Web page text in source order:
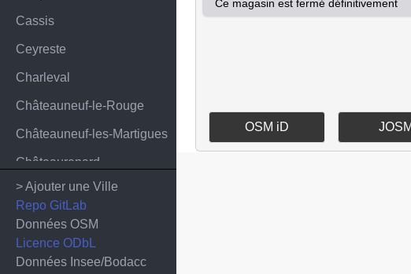
Cassis
Ceyreste
Charleval
Châteauneuf-le-Rouge
Châteauneuf-les-Martigues
Châteaurenard
Coudoux
Cuges-les-Pins
Éguilles
> Ajouter une Ville
Repo GitLab
Données OSM
Licence ODbL
Données Insee/Bodacc
OSM iD JOSM